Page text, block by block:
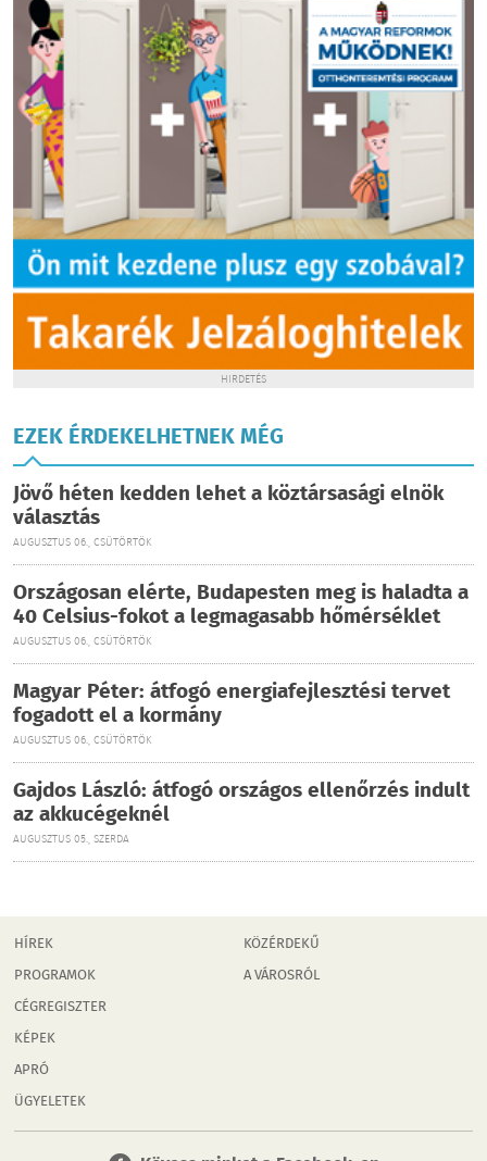
HIRDETÉS
EZEK ÉRDEKELHETNEK MÉG
Jövő héten kedden lehet a köztársasági elnök
választás
AUGUSZTUS 06., CSÜTÖRTÖK
Országosan elérte, Budapesten meg is haladta a
40 Celsius-fokot a legmagasabb hőmérséklet
AUGUSZTUS 06., CSÜTÖRTÖK
Magyar Péter: átfogó energiafejlesztési tervet
fogadott el a kormány
AUGUSZTUS 06., CSÜTÖRTÖK
Gajdos László: átfogó országos ellenőrzés indult
az akkucégeknél
AUGUSZTUS 05., SZERDA
HÍREK
PROGRAMOK
CÉGREGISZTER
KÉPEK
APRÓ
ÜGYELETEK
KÖZÉRDEKŰ
A VÁROSRÓL